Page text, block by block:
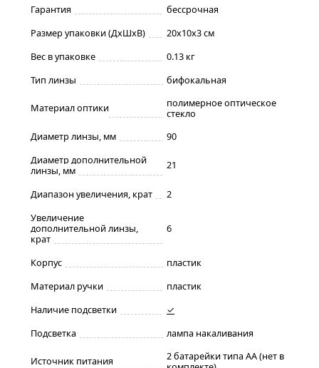
Гарантия
бессрочная
Размер упаковки (ДxШxВ)
20x10x3 см
Вес в упаковке
0.13 кг
Тип линзы
бифокальная
Материал оптики
полимерное оптическое
стекло
Диаметр линзы, мм
90
Диаметр дополнительной
линзы, мм
21
Диапазон увеличения, крат
2
Увеличение
дополнительной линзы,
крат
6
Корпус
пластик
Материал ручки
пластик
Наличие подсветки
✓
Подсветка
лампа накаливания
Источник питания
2 батарейки типа AА (нет в